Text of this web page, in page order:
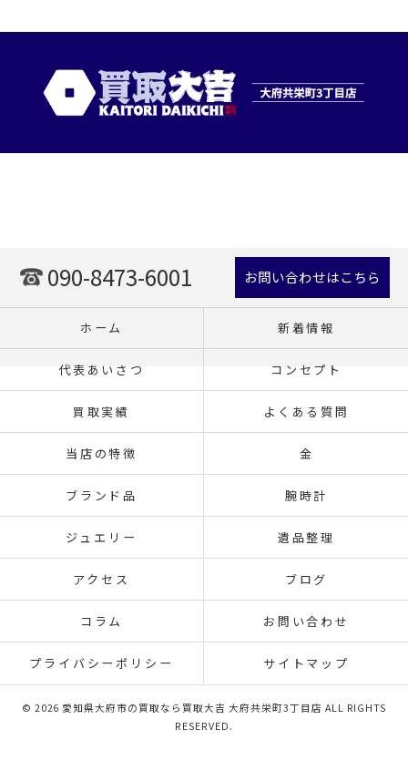
090-8473-6001 お問い合わせはこちら
ホーム 新着情報
代表あいさつ コンセプト
買取実績 よくある質問
当店の特徴 金
ブランド品 腕時計
ジュエリー 遺品整理
アクセス ブログ
コラム お問い合わせ
プライバシーポリシー サイトマップ
© 2026 愛知県大府市の買取なら買取大吉 大府共栄町3丁目店 ALL RIGHTS
RESERVED.